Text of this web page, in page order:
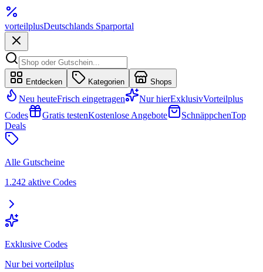
vorteilplusDeutschlands Sparportal
Entdecken Kategorien Shops
Neu heuteFrisch eingetragen Nur hierExklusivVorteilplus
Codes
Gratis testenKostenlose Angebote SchnäppchenTop
Deals
Alle Gutscheine
1.242 aktive Codes
Exklusive Codes
Nur bei vorteilplus